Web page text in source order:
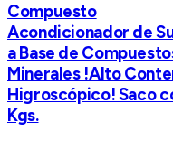
Compuesto
Acondicionador de
a Base de
Minerales !Alto
Higroscópico! Saco
Kgs.